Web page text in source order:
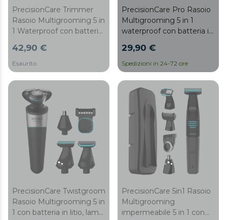
PrecisionCare Trimmer
Rasoio Multigrooming 5 in
1 Waterproof con batteria
rivestite in titanio.
42,90 €
Esaurito
PrecisionCare Pro Rasoio
Multigrooming 5 in 1
waterproof con batteria in
rivestimento in titanio.
29,90 €
Spedizioni in 24-72 ore
PrecisionCare Twistgroom
Rasoio Multigrooming 5 in
1 con batteria in litio, lame
PrecisionCare 5in1 Rasoio
Multigrooming
impermeabile 5 in 1 con